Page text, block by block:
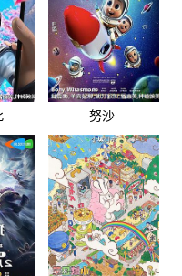
努沙